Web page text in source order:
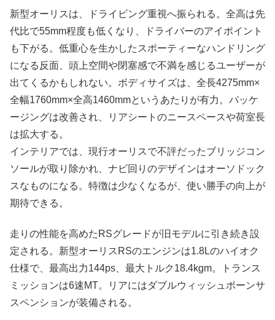
新型オーリスは、ドライビング重視へ振られる。全高は先
代比で55mm程度も低くなり、ドライバーのアイポイント
も下がる。低重心を生かしたスポーティーなハンドリング
になる反面、頭上空間や閉塞感で不満を感じるユーザーが
出てくるかもしれない。ボディサイズは、全長4275mm×
全幅1760mm×全高1460mmというあたりが有力。パッケ
ージングは改善され、リアシートのニースペースや荷室長
は拡大する。
インテリアでは、現行オーリスで不評だったブリッジコン
ソールが取り除かれ、ナビ回りのデザインはオーソドック
スなものになる。特徴は少なくなるが、使い勝手の向上が
期待できる。
走りの性能を高めたRSグレードが旧モデルに引き続き設
定される。新型オーリスRSのエンジンは1.8Lのハイオク
仕様で、最高出力144ps、最大トルク18.4kgm。トランス
ミッションは6速MT。リアにはダブルウィッシュボーンサ
スペンションが装備される。